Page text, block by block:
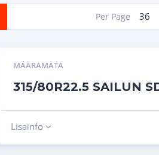
Per Page 36
MÄÄRAMATA
315/80R22.5 SAILUN
Lisainfo